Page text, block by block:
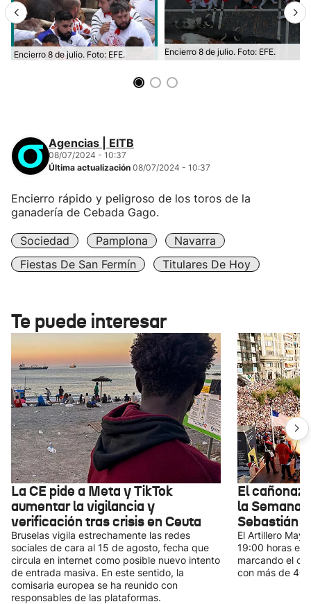
Encierro 8 de julio. Foto: EFE. Encierro 8 de julio. Foto: EFE.
Agencias | EITB
08/07/2024 - 10:37
Última actualización 08/07/2024 - 10:37
Encierro rápido y peligroso de los toros de la
ganadería de Cebada Gago.
Sociedad Pamplona
Navarra
Fiestas De San Fermín
Titulares De Hoy
Te puede interesar
La CE pide a Meta y TikTok
aumentar la vigilancia y
verificación tras crisis en Ceuta
Bruselas vigila estrechamente las redes
sociales de cara al 15 de agosto, fecha que
circula en internet como posible nuevo intento
de entrada masiva. En este sentido, la
comisaria europea se ha reunido con
responsables de las plataformas.
El
la Semana
Sebastián
El Artillero
19:00 horas en
marcando el
con más de